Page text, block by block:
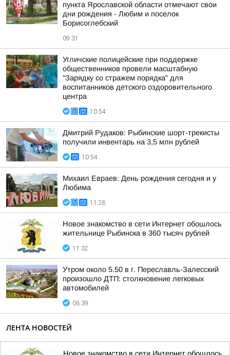
пункта Ярославской области отмечают свои
дни рождения - Любим и поселок
Борисоглебский
09:31
Угличские полицейские при поддержке
общественников провели масштабную
"Зарядку со стражем порядка" для
воспитанников детского оздоровительного
центра
10:54
Дмитрий Рудаков: Рыбинские шорт-трекисты
получили инвентарь на 3,5 млн рублей
10:54
Михаил Евраев: День рождения сегодня и у
Любима
11:28
Новое знакомство в сети Интернет обошлось
жительнице Рыбинска в 360 тысяч рублей
11:32
Утром около 5.50 в г. Переславль-Залесский
произошло ДТП: столкновение легковых
автомобилей
06:39
ЛЕНТА НОВОСТЕЙ